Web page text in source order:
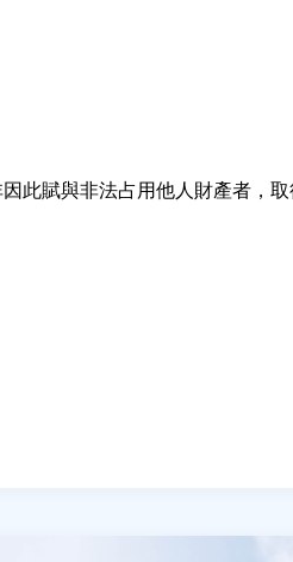
此賦與非法占用他人財產者，取